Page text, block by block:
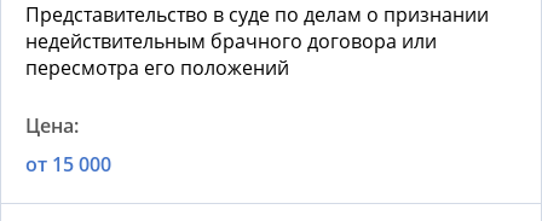
Представительство в суде по делам о признании
недействительным брачного договора или
пересмотра его положений
от 15 000